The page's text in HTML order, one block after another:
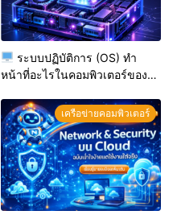
ระบบปฏิบัติการ (OS) ทำ
หน้าที่อะไรในคอมพิวเตอร์ของ
การทำงาน
เครือข่ายคอมพิวเตอร์